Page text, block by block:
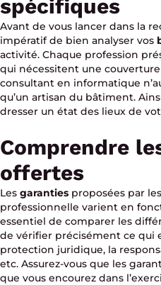
spécifiques
Avant de vous lancer dans la
impératif de bien analyser vos
activité. Chaque profession
qui nécessitent une
consultant en informatique
qu’un artisan du bâtiment.
dresser un état des lieux de
Comprendre
offertes
Les garanties proposées par
professionnelle varient en
essentiel de comparer les
de vérifier précisément ce qui
protection juridique, la
etc. Assurez-vous que les
que vous encourez dans